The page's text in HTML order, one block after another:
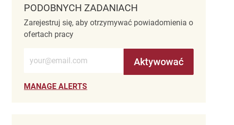
PODOBNYCH ZADANIACH
Zarejestruj się, aby otrzymywać powiadomienia o
ofertach pracy
Wprowadź adres e-mail (wymagane)
Aktywować
MANAGE ALERTS